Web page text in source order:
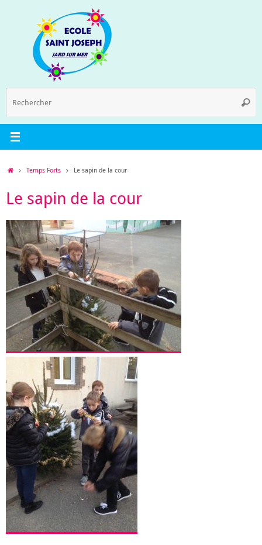
AccueilTemps Forts Le sapin de la cour
Le sapin de la cour